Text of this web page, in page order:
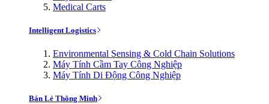
Medical Carts
Intelligent Logistics
Environmental Sensing & Cold Chain Solutions
Máy Tính Cầm Tay Công Nghiệp
Máy Tính Di Động Công Nghiệp
Bán Lẻ Thông Minh